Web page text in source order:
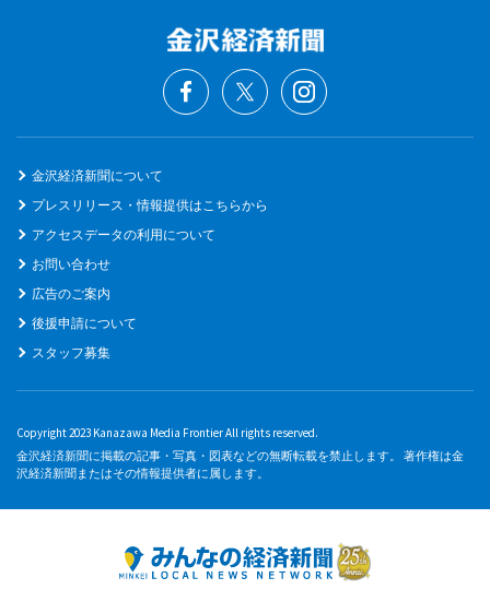
金沢経済新聞について
プレスリリース・情報提供はこちらから
アクセスデータの利用について
お問い合わせ
広告のご案内
後援申請について
スタッフ募集
Copyright 2023 Kanazawa Media Frontier All rights reserved.
金沢経済新聞に掲載の記事・写真・図表などの無断転載を禁止します。 著作権は金
沢経済新聞またはその情報提供者に属します。